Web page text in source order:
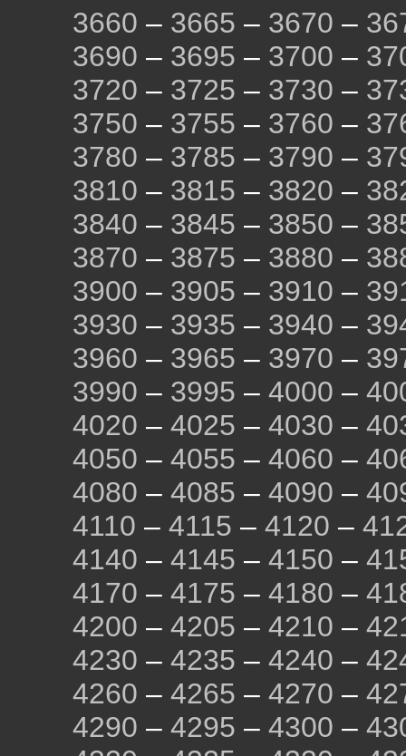
3660 – 3665 – 3670 –
3690 – 3695 – 3700 –
3720 – 3725 – 3730 –
3750 – 3755 – 3760 –
3780 – 3785 – 3790 –
3810 – 3815 – 3820 –
3840 – 3845 – 3850 –
3870 – 3875 – 3880 –
3900 – 3905 – 3910 –
3930 – 3935 – 3940 –
3960 – 3965 – 3970 –
3990 – 3995 – 4000 –
4020 – 4025 – 4030 –
4050 – 4055 – 4060 –
4080 – 4085 – 4090 –
4110 – 4115 – 4120 –
4140 – 4145 – 4150 –
4170 – 4175 – 4180 –
4200 – 4205 – 4210 –
4230 – 4235 – 4240 –
4260 – 4265 – 4270 –
4290 – 4295 – 4300 –